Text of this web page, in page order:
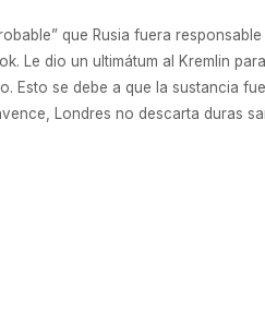
que Rusia fuera
Le dio un ultimátum al Kremlin
se debe a que la sustancia
Londres no descarta duras